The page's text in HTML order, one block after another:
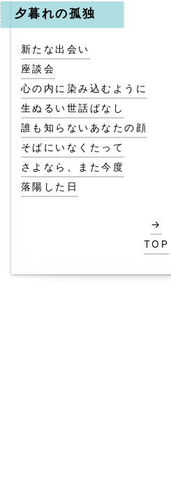
夕暮れの孤独
新たな出会い
座談会
心の内に染み込むように
生ぬるい世話ばなし
誰も知らないあなたの顔
そばにいなくたって
さよなら、また今度
落陽した日
→
TOP